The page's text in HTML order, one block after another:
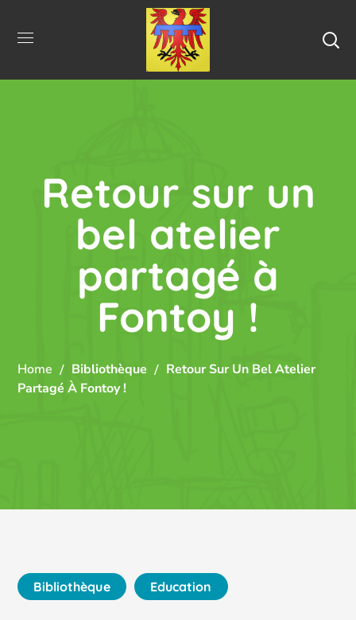
Retour sur un
bel atelier
partagé à
Fontoy !
Home Bibliothèque
Retour Sur Un Bel Atelier
Partagé À Fontoy !
Bibliothèque Education